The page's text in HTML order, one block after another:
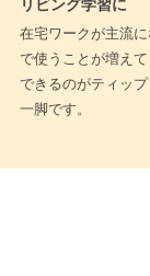
リビング学習に
在宅ワークが主流
で使うことが増え
できるのがティッ
一脚です。